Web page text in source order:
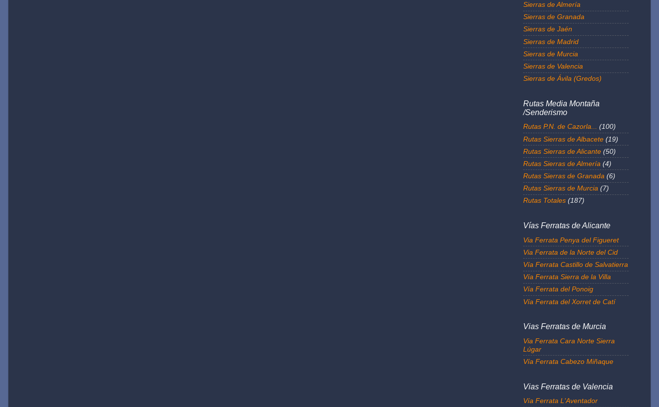
Sierras de Almería
Sierras de Granada
Sierras de Jaén
Sierras de Madrid
Sierras de Murcia
Sierras de Valencia
Sierras de Ávila (Gredos)
Rutas Media Montaña
/Senderismo
Rutas P.N. de Cazorla... (100)
Rutas Sierras de Albacete (19)
Rutas Sierras de Alicante (50)
Rutas Sierras de Almería (4)
Rutas Sierras de Granada (6)
Rutas Sierras de Murcia (7)
Rutas Totales (187)
Vías Ferratas de Alicante
Via Ferrata Penya del Figueret
Via Ferrata de la Norte del Cid
Vía Ferrata Castillo de Salvatierra
Vía Ferrata Sierra de la Villa
Vía Ferrata del Ponoig
Vía Ferrata del Xorret de Catí
Vias Ferratas de Murcia
Via Ferrata Cara Norte Sierra
Lúgar
Vía Ferrata Cabezo Miñaque
Vias Ferratas de Valencia
Vía Ferrata L'Aventador